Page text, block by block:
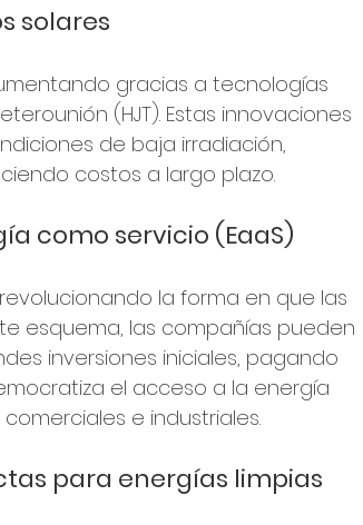
solares
gracias a tecnologías
(HJT). Estas innovaciones
de baja irradiación,
costos a largo plazo.
como servicio (EaaS)
la forma en que las
esquema, las compañías pueden
inversiones iniciales, pagando
el acceso a la energía
e industriales.
para energías limpias